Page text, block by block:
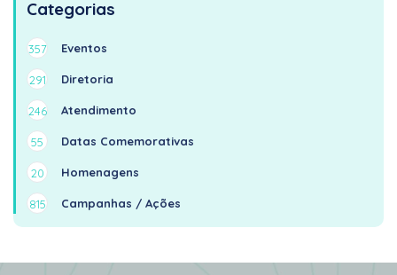
Categorias
357 Eventos
291 Diretoria
246 Atendimento
55 Datas Comemorativas
20 Homenagens
815 Campanhas / Ações